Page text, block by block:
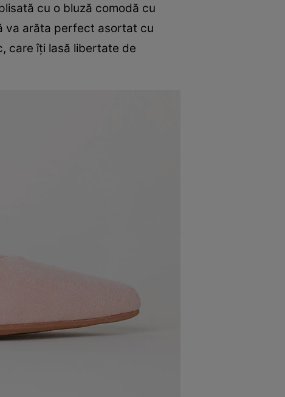
cu o bluză comodă cu
va arăta perfect asortat cu
care îţi lasă libertate de